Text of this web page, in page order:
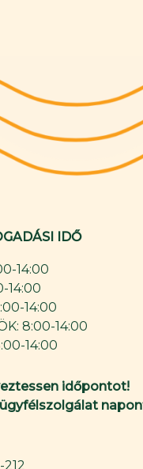
IDŐ
14:00
14:00
14:00
8:00-14:00
14:00
időpontot!